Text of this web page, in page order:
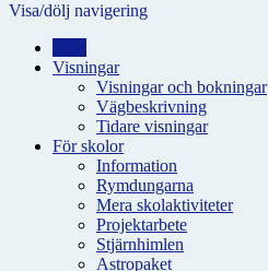
Visa/dölj navigering
Visningar
Visningar och bokningar
Vägbeskrivning
Tidare visningar
För skolor
Information
Rymdungarna
Mera skolaktiviteter
Projektarbete
Stjärnhimlen
Astropaket